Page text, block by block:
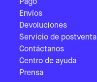
Pago
Envíos
Devoluciones
Servicio de postventa
Contáctanos
Centro de ayuda
Prensa